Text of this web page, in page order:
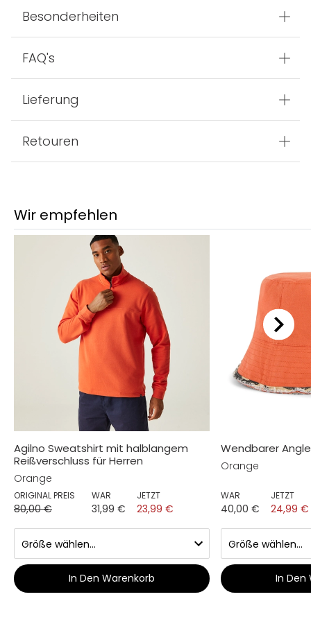
Besonderheiten
FAQ's
Lieferung
Retouren
Wir empfehlen
Agilno Sweatshirt mit halblangem
Reißverschluss für Herren
Orange
ORIGINAL PREIS
80,00 €
WAR
31,99 €
JETZT
23,99 €
In Den Warenkorb
Wendbarer
Orange
WAR
40,00 €
JETZT
24,99 €
In Den